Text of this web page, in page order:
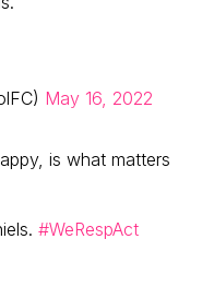
May 16, 2022
is what matters
#WeRespAct